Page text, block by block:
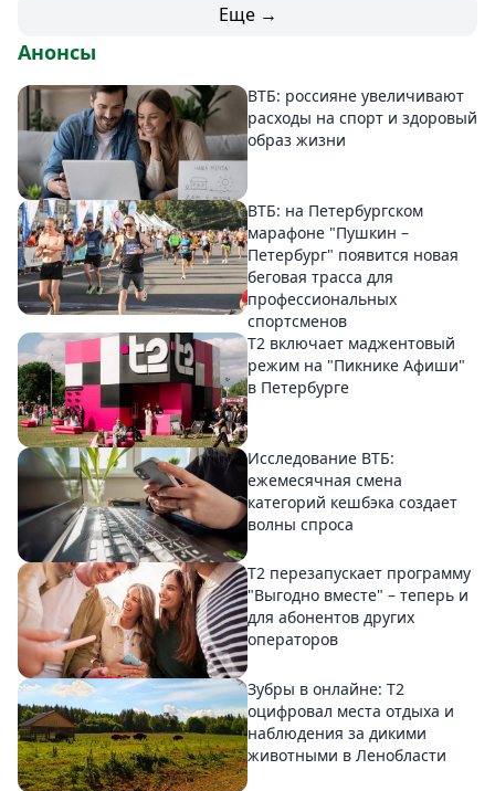
Еще →
Анонсы
ВТБ: россияне увеличивают
расходы на спорт и здоровый
образ жизни
ВТБ: на Петербургском
марафоне "Пушкин –
Петербург" появится новая
беговая трасса для
профессиональных
спортсменов
Т2 включает маджентовый
режим на "Пикнике Афиши"
в Петербурге
Исследование ВТБ:
ежемесячная смена
категорий кешбэка создает
волны спроса
Т2 перезапускает программу
"Выгодно вместе" – теперь и
для абонентов других
операторов
Зубры в онлайне: Т2
оцифровал места отдыха и
наблюдения за дикими
животными в Ленобласти